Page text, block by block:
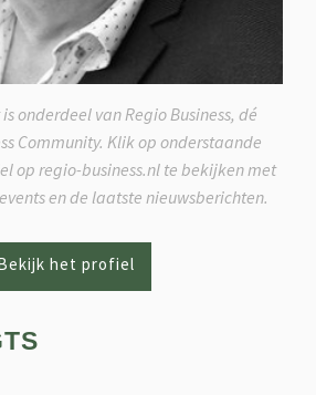
onderdeel van Regio Business, dé
Community. Klik op onderstaande
op regio-business.nl te bekijken met
en de laatste nieuwsberichten.